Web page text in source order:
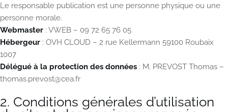
Le responsable publication est une personne physique ou une
personne morale.
Webmaster : VWEB – 09 72 65 76 05
Hébergeur : OVH CLOUD – 2 rue Kellermann 59100 Roubaix
1007
Délégué à la protection des données : M. PREVOST Thomas –
thomas.prevost@cea.fr
2. Conditions générales d’utilisation